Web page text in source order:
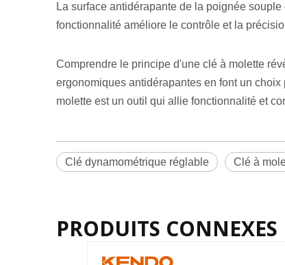
La surface antidérapante de la poignée
fonctionnalité améliore le contrôle et la
Comprendre le principe d'une clé à molette
ergonomiques antidérapantes en font un
molette est un outil qui allie fonctionnalité et
Clé dynamométrique réglable Clé à
PRODUITS CONNEXES